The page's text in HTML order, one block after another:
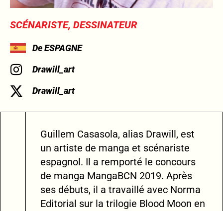
SCÉNARISTE, DESSINATEUR
De ESPAGNE
Drawill_art
Drawill_art
Guillem Casasola, alias Drawill, est
un artiste de manga et scénariste
espagnol. Il a remporté le concours
de manga MangaBCN 2019. Après
ses débuts, il a travaillé avec Norma
Editorial sur la trilogie Blood Moon en